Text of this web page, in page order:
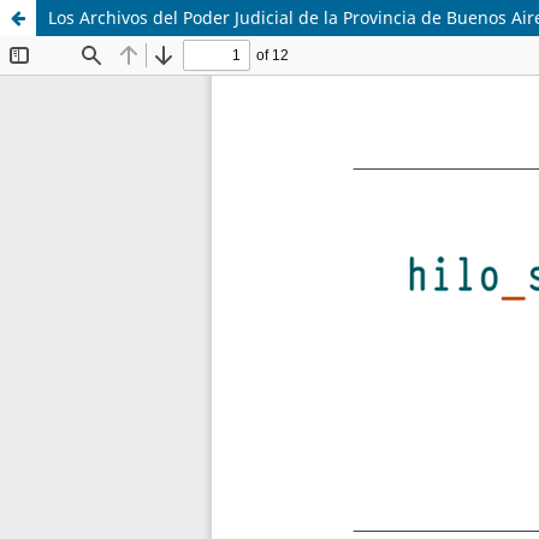
Los Archivos del Poder Judicial de la Provincia de Buenos